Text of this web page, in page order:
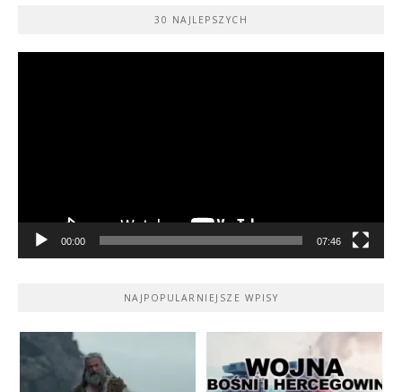
30 NAJLEPSZYCH
00:00 07:46
NAJPOPULARNIEJSZE WPISY